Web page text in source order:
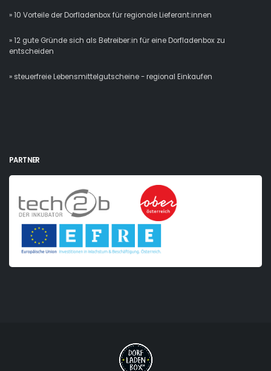
» 10 Vorteile der Dorfladenbox für regionale Lieferant:innen
» 12 gute Gründe sich als Betreiber:in für eine Dorfladenbox zu
entscheiden
» steuerfreie Lebensmittelgutscheine - regional Einkaufen
PARTNER